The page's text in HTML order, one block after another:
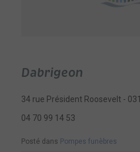
Dabrigeon
34 rue Président Roosevelt -
04 70 99 14 53
Posté dans Pompes funèbres